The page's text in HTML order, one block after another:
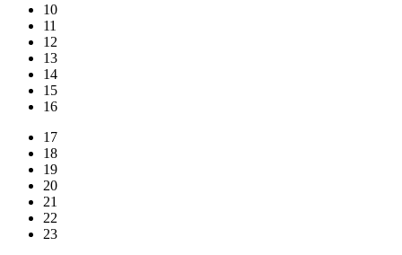
10
11
12
13
14
15
16
17
18
19
20
21
22
23